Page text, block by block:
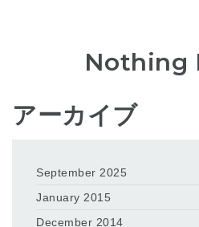
Nothing
アーカイブ
September 2025
January 2015
December 2014